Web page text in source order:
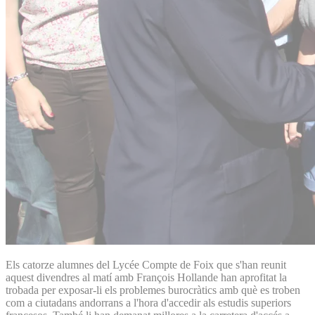
Els catorze alumnes del Lycée Compte de Foix que s'han reunit
aquest divendres al matí amb François Hollande han aprofitat la
trobada per exposar-li els problemes burocràtics amb què es troben
com a ciutadans andorrans a l'hora d'accedir als estudis superiors